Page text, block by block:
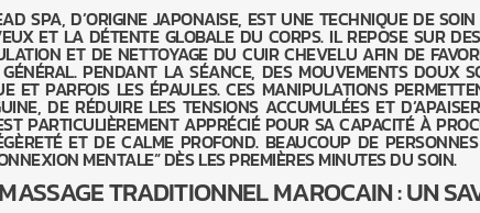
SPA, D’ORIGINE JAPONAISE, EST UNE TECHNIQUE DE
ET LA DÉTENTE GLOBALE DU CORPS. IL REPOSE SUR
ET DE NETTOYAGE DU CUIR CHEVELU AFIN DE
GÉNÉRAL. PENDANT LA SÉANCE, DES MOUVEMENTS DOUX
ET PARFOIS LES ÉPAULES. CES MANIPULATIONS
DE RÉDUIRE LES TENSIONS ACCUMULÉES ET
PARTICULIÈREMENT APPRÉCIÉ POUR SA CAPACITÉ À
ET DE CALME PROFOND. BEAUCOUP DE
MENTALE” DÈS LES PREMIÈRES MINUTES DU SOIN.
TRADITIONNEL MAROCAIN : UN